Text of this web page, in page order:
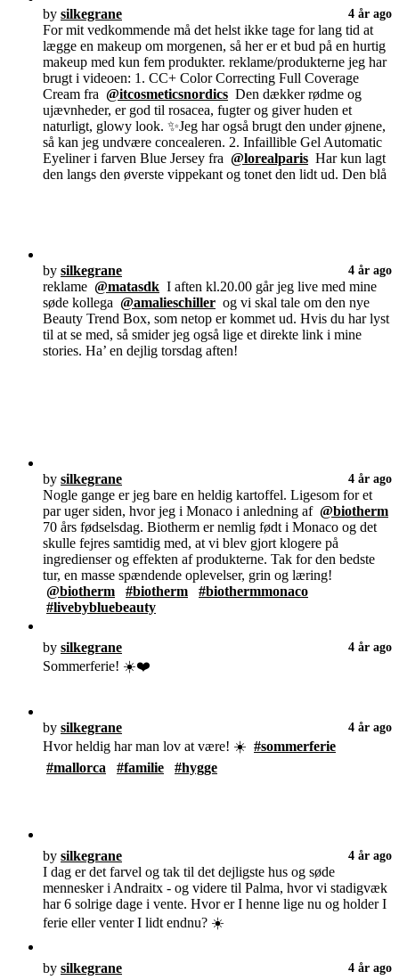
by silkegrane 4 år ago
For mit vedkommende må det helst ikke tage for lang tid at
lægge en makeup om morgenen, så her er et bud på en hurtig
makeup med kun fem produkter. reklame/produkterne jeg har
brugt i videoen: 1. CC+ Color Correcting Full Coverage
Cream fra @itcosmeticsnordics Den dækker rødme og
ujævnheder, er god til rosacea, fugter og giver huden et
naturligt, glowy look. ✨Jeg har også brugt den under øjnene,
så kan jeg undvære concealeren. 2. Infaillible Gel Automatic
Eyeliner i farven Blue Jersey fra @lorealparis Har kun lagt
den langs den øverste vippekant og tonet den lidt ud. Den blå
by silkegrane 4 år ago
reklame @matasdk I aften kl.20.00 går jeg live med mine
søde kollega @amalieschiller og vi skal tale om den nye
Beauty Trend Box, som netop er kommet ud. Hvis du har lyst
til at se med, så smider jeg også lige et direkte link i mine
stories. Ha’ en dejlig torsdag aften!
by silkegrane 4 år ago
Nogle gange er jeg bare en heldig kartoffel. Ligesom for et
par uger siden, hvor jeg i Monaco i anledning af @biotherm
70 års fødselsdag. Biotherm er nemlig født i Monaco og det
skulle fejres samtidig med, at vi blev gjort klogere på
ingredienser og effekten af produkterne. Tak for den bedste
tur, en masse spændende oplevelser, grin og læring!
@biotherm
#biotherm
#biothermmonaco
#livebybluebeauty
by silkegrane 4 år ago
Sommerferie! ☀️❤️
by silkegrane 4 år ago
Hvor heldig har man lov at være! ☀️ #sommerferie
#mallorca
#familie #hygge
by silkegrane 4 år ago
I dag er det farvel og tak til det dejligste hus og søde
mennesker i Andraitx - og videre til Palma, hvor vi stadigvæk
har 6 solrige dage i vente. Hvor er I henne lige nu og holder I
ferie eller venter I lidt endnu? ☀️
by silkegrane 4 år ago